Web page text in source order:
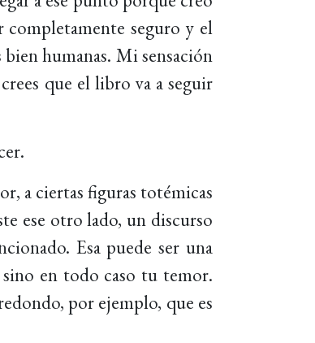
completamente seguro y el
humanas. Mi sensación
que el libro va a seguir
a ciertas figuras totémicas
ese otro lado, un discurso
Esa puede ser una
en todo caso tu temor.
por ejemplo, que es